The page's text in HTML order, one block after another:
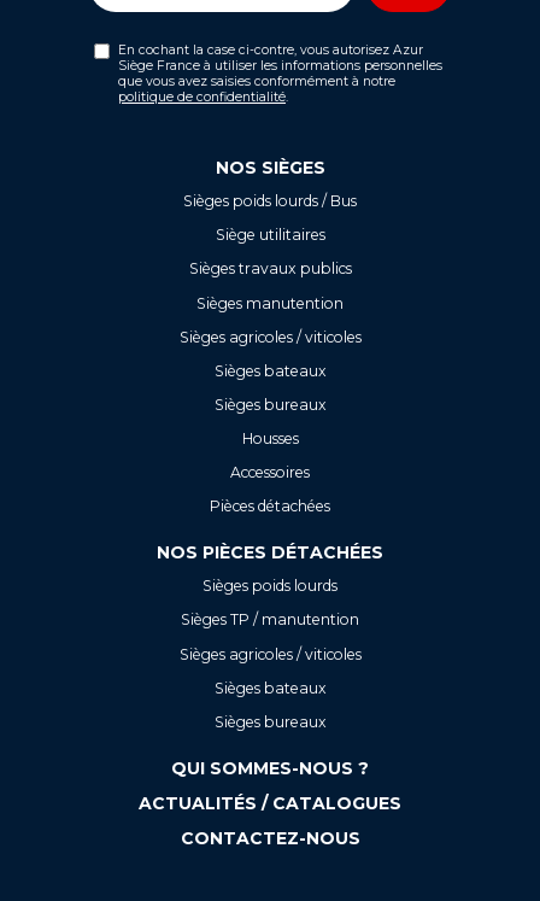
En cochant la case ci-contre, vous autorisez Azur
Siège France à utiliser les informations personnelles
que vous avez saisies conformément à notre
politique de confidentialité.
NOS SIÈGES
Sièges poids lourds / Bus
Siège utilitaires
Sièges travaux publics
Sièges manutention
Sièges agricoles / viticoles
Sièges bateaux
Sièges bureaux
Housses
Accessoires
Pièces détachées
NOS PIÈCES DÉTACHÉES
Sièges poids lourds
Sièges TP / manutention
Sièges agricoles / viticoles
Sièges bateaux
Sièges bureaux
QUI SOMMES-NOUS ?
ACTUALITÉS / CATALOGUES
CONTACTEZ-NOUS